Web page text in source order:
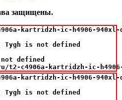
защищены.
kartridzh-ic-h4906-940xl-
Tygh is not defined
defined
t2-c4906a-kartridzh-ic-
kartridzh-ic-h4906-940xl-
Tygh is not defined